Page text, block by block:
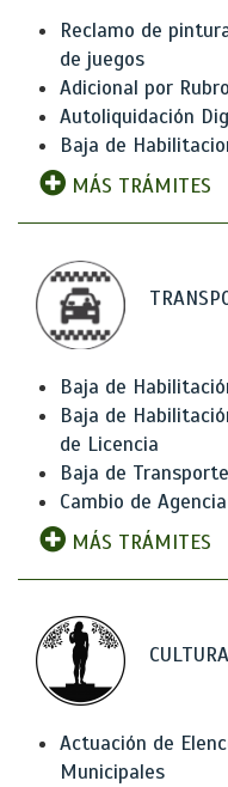
Reclamo de
de juegos
Adicional por Rubro
Autoliquidación
Baja de
MÁS TRÁMITES
Baja de
Baja de
de Licencia
Baja de
Cambio de
MÁS TRÁMITES
Actuación de
Municipales